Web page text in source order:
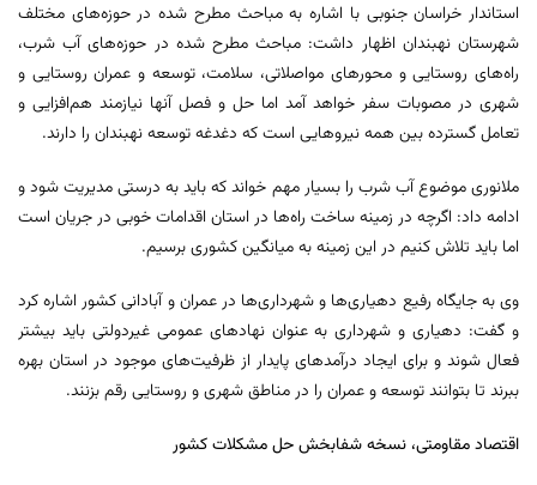
استاندار خراسان جنوبی با اشاره به مباحث مطرح شده در حوزه‌های مختلف
شهرستان نهبندان اظهار داشت: مباحث مطرح شده در حوزه‌های آب شرب،
راه‌های روستایی و محورهای مواصلاتی، سلامت، توسعه و عمران روستایی و
شهری در مصوبات سفر خواهد آمد اما حل و فصل آنها نیازمند هم‌افزایی و
تعامل گسترده بین همه نیروهایی است که دغدغه توسعه نهبندان را دارند.
ملانوری موضوع آب شرب را بسیار مهم خواند که باید به درستی مدیریت شود و
ادامه داد: اگرچه در زمینه ساخت راه‌ها در استان اقدامات خوبی در جریان است
اما باید تلاش کنیم در این زمینه به میانگین کشوری برسیم.
وی به جایگاه رفیع دهیاری‌ها و شهرداری‌ها در عمران و آبادانی کشور اشاره کرد
و گفت: دهیاری و شهرداری به عنوان نهادهای عمومی غیردولتی باید بیشتر
فعال شوند و برای ایجاد درآمدهای پایدار از ظرفیت‌های موجود در استان بهره
ببرند تا بتوانند توسعه و عمران را در مناطق شهری و روستایی رقم بزنند.
اقتصاد مقاومتی، نسخه شفابخش حل مشکلات کشور